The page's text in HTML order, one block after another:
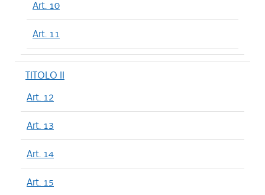
Art. 10
Art. 11
TITOLO II
Art. 12
Art. 13
Art. 14
Art. 15